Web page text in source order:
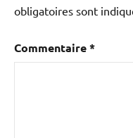
obligatoires sont
Commentaire*